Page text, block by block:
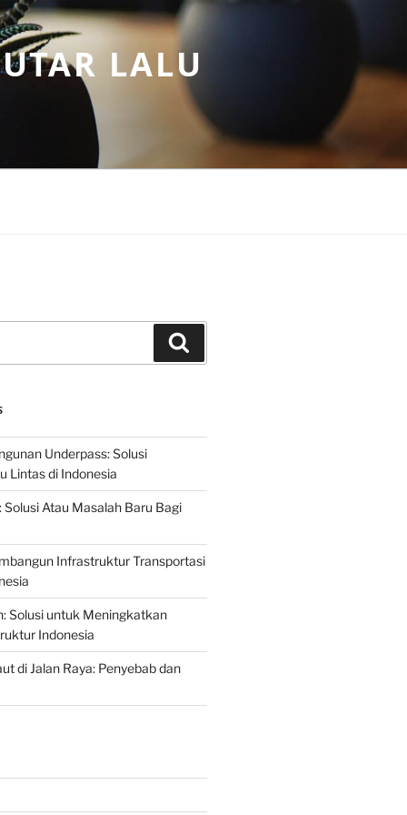
LALU
Underpass: Solusi
Lintas di Indonesia
Solusi Atau Masalah Baru Bagi
Infrastruktur Transportasi
Solusi untuk Meningkatkan
Indonesia
di Jalan Raya: Penyebab dan